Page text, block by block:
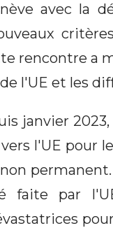
avec la
rencontre a
l'UE et les
janvier 2023,
l'UE pour
faite par